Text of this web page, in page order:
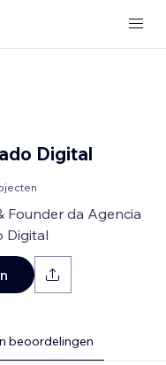
Digital
Founder da Agencia
Digital
beoordelingen